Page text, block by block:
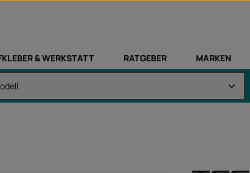
& WERKSTATT RATGEBER MARKEN